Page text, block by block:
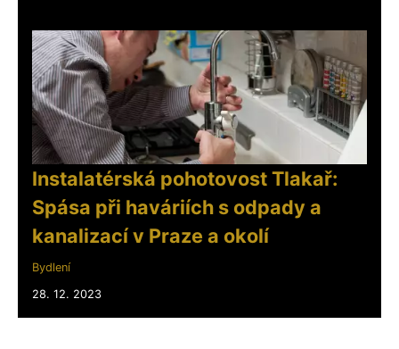
Instalatérská pohotovost Tlakař:
Spása při haváriích s odpady a
kanalizací v Praze a okolí
Bydlení
28. 12. 2023